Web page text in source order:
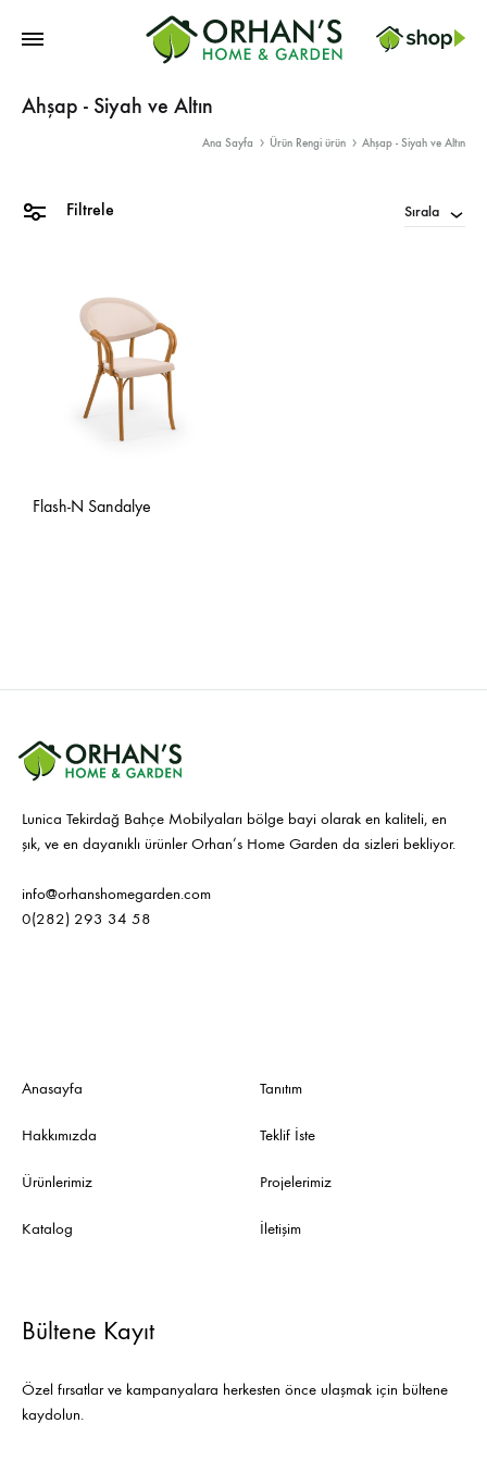
Home
Ahşap - Siyah ve Altın
Ana Sayfa Ürün Rengi ürün Ahşap - Siyah ve Altın
Filtrele Sırala
Flash-N Sandalye
Lunica Tekirdağ Bahçe Mobilyaları bölge bayi olarak en kaliteli, en
şık, ve en dayanıklı ürünler Orhan’s Home Garden da sizleri bekliyor.
info@orhanshomegarden.com
0(282) 293 34 58
Anasayfa
Hakkımızda
Ürünlerimiz
Katalog
Tanıtım
Teklif İste
Projelerimiz
İletişim
Bültene Kayıt
Özel fırsatlar ve kampanyalara herkesten önce ulaşmak için bültene
kaydolun.